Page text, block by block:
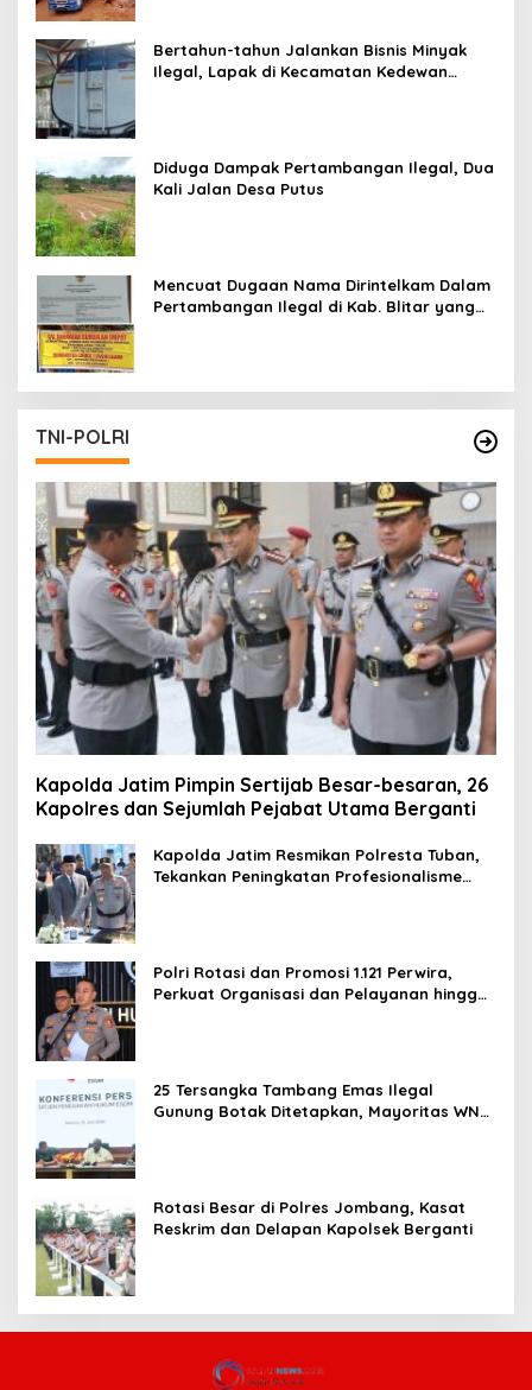
Bertahun-tahun Jalankan Bisnis Minyak
Ilegal, Lapak di Kecamatan Kedewan
Diduga Dampak Pertambangan Ilegal, Dua
Kali Jalan Desa Putus
Mencuat Dugaan Nama Dirintelkam Dalam
Pertambangan Ilegal di Kab. Blitar yang
TNI-POLRI
Kapolda Jatim Pimpin Sertijab Besar-besaran, 26
Kapolres dan Sejumlah Pejabat Utama Berganti
Kapolda Jatim Resmikan Polresta Tuban,
Tekankan Peningkatan Profesionalisme
Polri Rotasi dan Promosi 1.121 Perwira,
Perkuat Organisasi dan Pelayanan hingga
25 Tersangka Tambang Emas Ilegal
Gunung Botak Ditetapkan, Mayoritas WN
Rotasi Besar di Polres Jombang, Kasat
Reskrim dan Delapan Kapolsek Berganti